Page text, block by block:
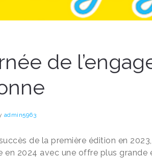
de
admin5963
de la première édition en
en 2024 avec une offre plus grande